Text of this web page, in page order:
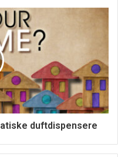
duftdispensere